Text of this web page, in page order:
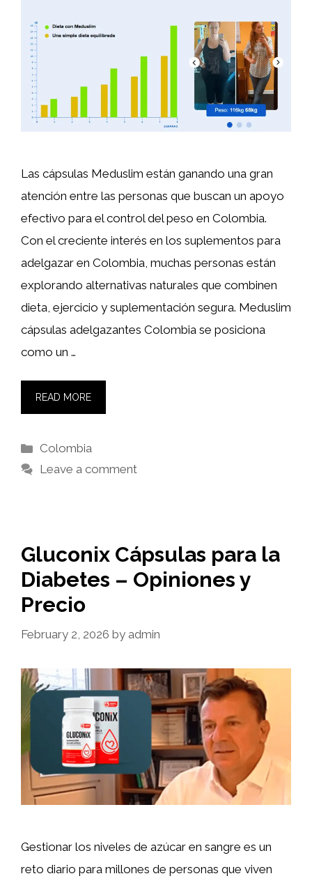
Las cápsulas Meduslim están ganando una gran
atención entre las personas que buscan un apoyo
efectivo para el control del peso en Colombia.
Con el creciente interés en los suplementos para
adelgazar en Colombia, muchas personas están
explorando alternativas naturales que combinen
dieta, ejercicio y suplementación segura. Meduslim
cápsulas adelgazantes Colombia se posiciona
como un …
READ MORE
Categories
Colombia
Leave a comment
Gluconix Cápsulas para la
Diabetes – Opiniones y
Precio
February 2, 2026 by admin
Gestionar los niveles de azúcar en sangre es un
reto diario para millones de personas que viven